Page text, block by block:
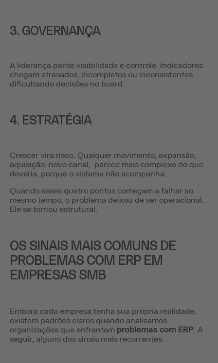
3. GOVERNANÇA
A liderança perde visibilidade e controle. Indicadores
chegam atrasados, incompletos ou inconsistentes,
dificultando decisões no board.
4. ESTRATÉGIA
Crescer vira risco. Qualquer movimento, expansão,
aquisição, novo canal, parece mais complexo do que
deveria, porque o sistema não acompanha.
Quando esses quatro pontos começam a falhar ao
mesmo tempo, o problema deixou de ser operacional.
Ele se tornou estrutural.
OS SINAIS MAIS COMUNS DE
PROBLEMAS COM ERP EM
EMPRESAS SMB
Embora cada empresa tenha sua própria realidade,
existem padrões claros quando analisamos
organizações que enfrentam problemas com ERP. A
seguir, alguns dos sinais mais recorrentes.